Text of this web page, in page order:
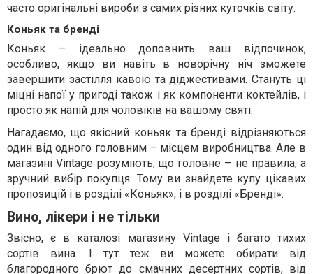
часто оригінальні вироби з самих різних куточків світу.
Коньяк та бренді
Коньяк – ідеально доповнить ваш відпочинок,
особливо, якщо ви навіть в новорічну ніч зможете
завершити застілля кавою та діджестивами. Стануть ці
міцні напої у пригоді також і як компоненти коктейлів, і
просто як напій для чоловіків на вашому святі.
Нагадаємо, що якісний коньяк та бренді відрізняються
один від одного головним – місцем виробництва. Але в
магазині Vintage розуміють, що головне – не правила, а
зручний вибір покупця. Тому ви знайдете купу цікавих
пропозицій і в розділі «Коньяк», і в розділі «Бренді».
Вино, лікери і не тільки
Звісно, є в каталозі магазину Vintage і багато тихих
сортів вина. І тут теж ви можете обирати від
благородного брют до смачних десертних сортів, від